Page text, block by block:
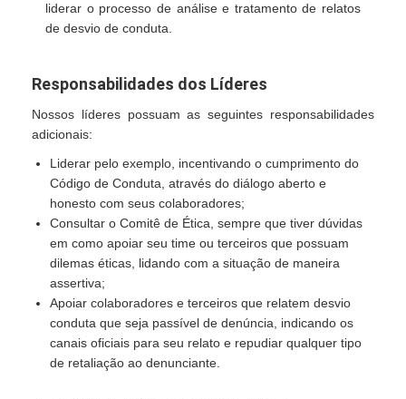
liderar o processo de análise e tratamento de relatos
de desvio de conduta.
Responsabilidades dos Líderes
Nossos líderes possuam as seguintes responsabilidades
adicionais:
Liderar pelo exemplo, incentivando o cumprimento do
Código de Conduta, através do diálogo aberto e
honesto com seus colaboradores;
Consultar o Comitê de Ética, sempre que tiver dúvidas
em como apoiar seu time ou terceiros que possuam
dilemas éticas, lidando com a situação de maneira
assertiva;
Apoiar colaboradores e terceiros que relatem desvio
conduta que seja passível de denúncia, indicando os
canais oficiais para seu relato e repudiar qualquer tipo
de retaliação ao denunciante.